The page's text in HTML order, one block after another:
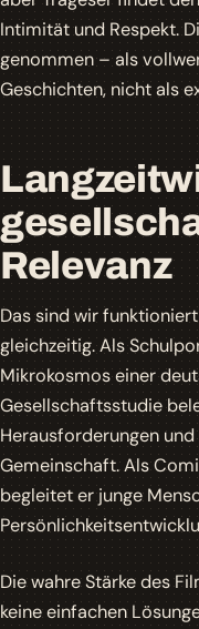
Intimität und Respekt.
genommen – als
Geschichten, nicht als
Relevanz
Das sind wir
gleichzeitig. Als
Mikrokosmos einer
Gesellschaftsstudie
Herausforderungen
Gemeinschaft. Als
begleitet er junge
Die wahre Stärke des
keine einfachen